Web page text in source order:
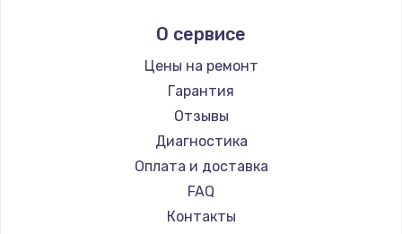
Kodak
Lexmark
Sharp
TSC
Godex
О сервисе
Цены на ремонт
Гарантия
Отзывы
Диагностика
Оплата и доставка
FAQ
Контакты